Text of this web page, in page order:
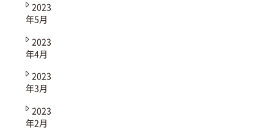
2023
年5月
2023
年4月
2023
年3月
2023
年2月